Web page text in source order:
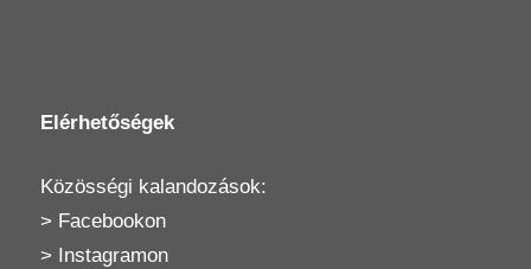
Elérhetőségek
Közösségi kalandozások:
> Facebookon
>
Instagramon